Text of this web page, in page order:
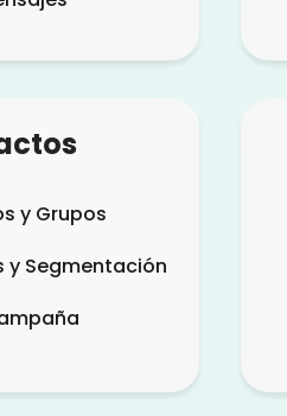
y Grupos
y Segmentación